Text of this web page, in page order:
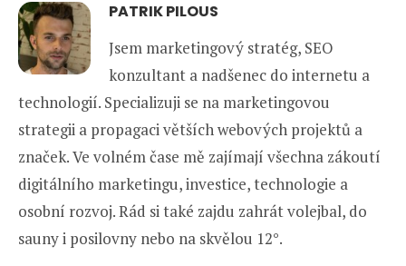
PATRIK PILOUS
Jsem marketingový stratég, SEO
konzultant a nadšenec do internetu a
technologií. Specializuji se na marketingovou
strategii a propagaci větších webových projektů a
značek. Ve volném čase mě zajímají všechna zákoutí
digitálního marketingu, investice, technologie a
osobní rozvoj. Rád si také zajdu zahrát volejbal, do
sauny i posilovny nebo na skvělou 12°.